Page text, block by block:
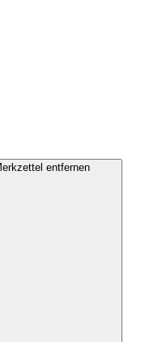
entfernen